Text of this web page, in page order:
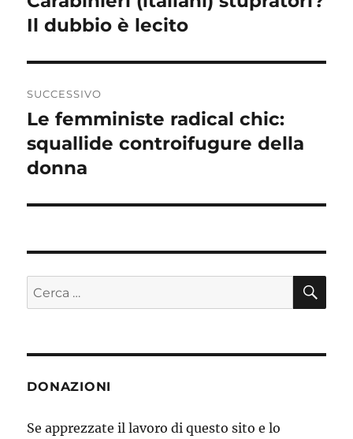
precedente:
Il dubbio è lecito
SUCCESSIVO
Articolo
successivo:
Le femministe radical chic:
squallide controifugure della
donna
Cerca:
DONAZIONI
Se apprezzate il lavoro di questo sito e lo